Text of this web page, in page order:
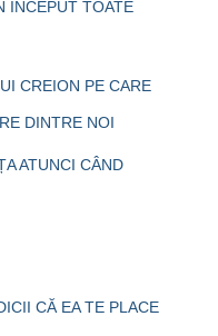
ÎNCEPUT TOATE
CREION PE CARE
DINTRE NOI
ATUNCI CÂND
CĂ EA TE PLACE